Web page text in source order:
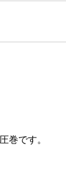
巻です。